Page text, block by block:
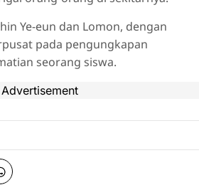
Ye-eun dan Lomon, dengan
pada pengungkapan
seorang siswa.
Advertisement